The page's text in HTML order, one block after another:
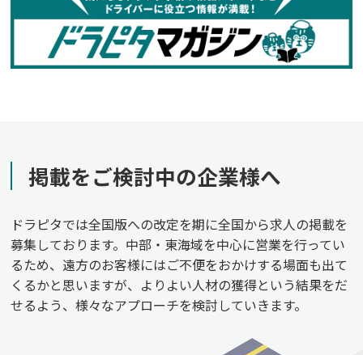
掲載をご検討中の企業様へ
ドラピタでは全国版への改定を期に全国から求人の掲載を
募集しております。中部・東海域を中心に営業を行ってい
るため、遠方のお客様にはご不便をおかけする場面も出て
くるかと思いますが、よりよい人材の獲得という結果をだ
せるよう、様々なアプローチを検討していきます。